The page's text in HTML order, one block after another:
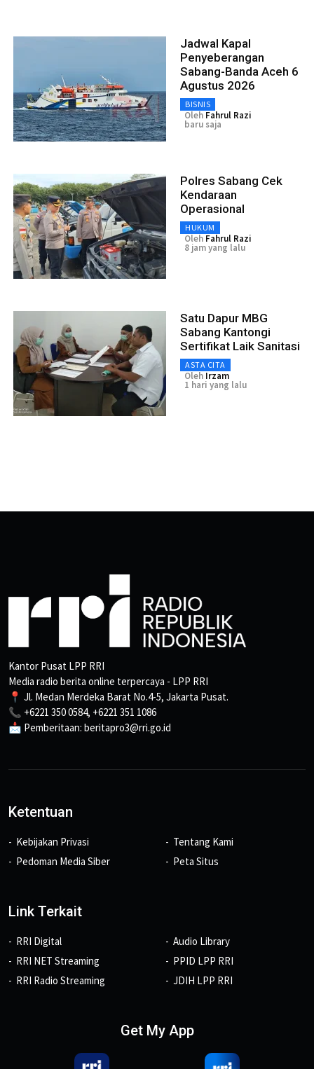
Jadwal Kapal
Penyeberangan
Sabang-Banda Aceh 6
Agustus 2026
BISNIS
Oleh Fahrul Razi
baru saja
Polres Sabang Cek
Kendaraan
Operasional
HUKUM
Oleh Fahrul Razi
8 jam yang lalu
Satu Dapur MBG
Sabang Kantongi
Sertifikat Laik Sanitasi
ASTA CITA
Oleh Irzam
1 hari yang lalu
Kantor Pusat LPP RRI
Media radio berita online terpercaya - LPP RRI
📍 Jl. Medan Merdeka Barat No.4-5, Jakarta Pusat.
📞 +6221 350 0584, +6221 351 1086
📩 Pemberitaan: beritapro3@rri.go.id
Ketentuan
Kebijakan Privasi
Pedoman Media Siber
Tentang Kami
Peta Situs
Link Terkait
RRI Digital
RRI NET Streaming
RRI Radio Streaming
Audio Library
PPID LPP RRI
JDIH LPP RRI
Get My App